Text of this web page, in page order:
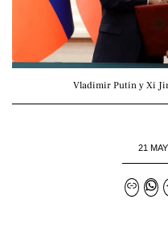
Vladimir Putin y Xi
21